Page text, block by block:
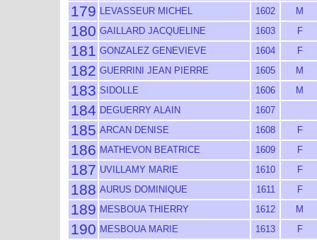
179 LEVASSEUR MICHEL 1602 M
180 GAILLARD JACQUELINE 1603 F
181 GONZALEZ GENEVIEVE 1604 F
182 GUERRINI JEAN PIERRE 1605 M
183 SIDOLLE 1606 M
184 DEGUERRY ALAIN 1607
185 ARCAN DENISE 1608 F
186 MATHEVON BEATRICE 1609 F
187 UVILLAMY MARIE 1610 F
188 AURUS DOMINIQUE 1611 F
189 MESBOUA THIERRY 1612 M
190 MESBOUA MARIE 1613 F